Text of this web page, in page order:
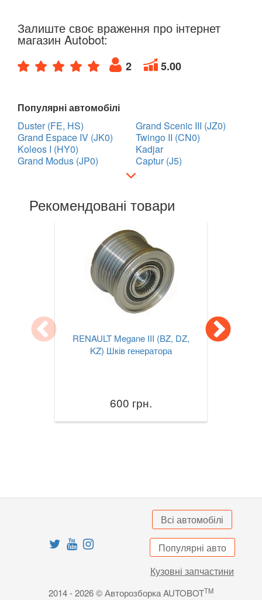
Залиште своє враження про інтернет
магазин Autobot:
2 5.00
Популярні автомобілі
Duster (FE, HS)
Grand Espace IV (JK0)
Koleos I (HY0)
Grand Modus (JP0)
Grand Scenic III (JZ0)
Twingo II (CN0)
Kadjar
Captur (J5)
Рекомендовані товари
RENAULT Megane III (BZ, DZ,
KZ) Шків генератора
600 грн.
Всі автомобілі
Популярні авто
Кузовні запчастини
2014 - 2026 © Авторозборка AUTOBOTTM